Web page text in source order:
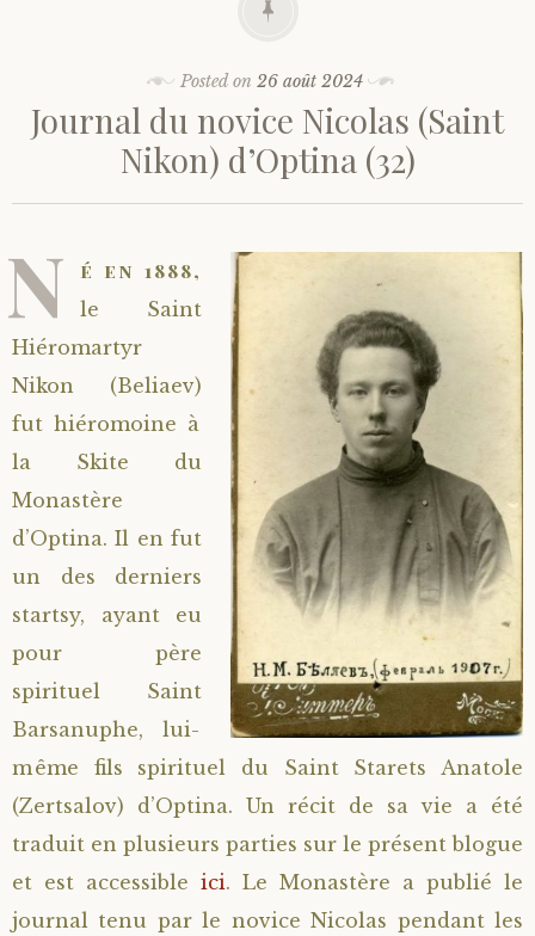
Posted on 26 août 2024
Journal du novice Nicolas (Saint
Nikon) d’Optina (32)
N é en 1888,
le Saint
Hiéromartyr
Nikon (Beliaev)
fut hiéromoine à
la Skite du
Monastère
d’Optina. Il en fut
un des derniers
startsy, ayant eu
pour père
spirituel Saint
Barsanuphe, lui-
même fils spirituel du Saint Starets Anatole
(Zertsalov) d’Optina. Un récit de sa vie a été
traduit en plusieurs parties sur le présent blogue
et est accessible ici. Le Monastère a publié le
journal tenu par le novice Nicolas pendant les